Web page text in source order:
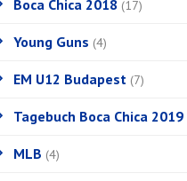
Boca Chica 2018 (17)
Young Guns (4)
EM U12 Budapest (7)
Tagebuch Boca Chica 2019
MLB (4)